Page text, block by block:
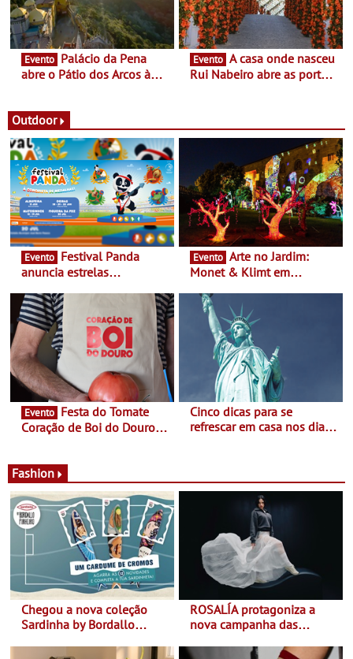
Evento
abre o Pátio dos Arcos à
Evento
Rui Nabeiro abre as portas
16 de agosto
Outdoor
Evento
anuncia estrelas
- Entre Junho e Julho pelo
país
Evento
Monet & Klimt em
ao final de Setembro -
Experiência luminosa no
jardim do Museu de
Alberto Sampaio
Evento
Coração de Boi do Douro -
Cinco dicas para se
refrescar em casa nos dias
Fashion
Chegou a nova coleção
Sardinha by Bordallo
ROSALÍA protagoniza a
nova campanha das
Balance